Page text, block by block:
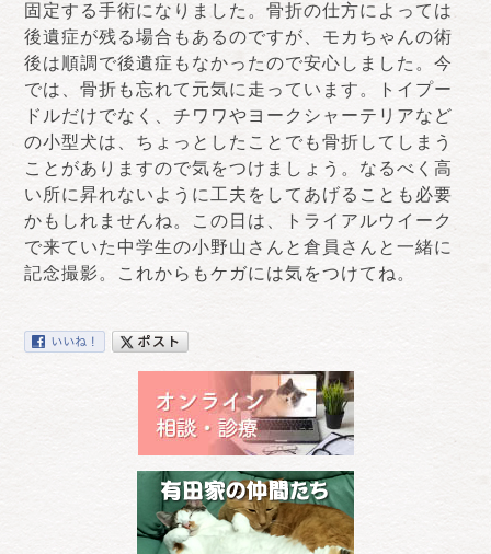
固定する手術になりました。骨折の仕方によっては
後遺症が残る場合もあるのですが、モカちゃんの術
後は順調で後遺症もなかったので安心しました。今
では、骨折も忘れて元気に走っています。トイプー
ドルだけでなく、チワワやヨークシャーテリアなど
の小型犬は、ちょっとしたことでも骨折してしまう
ことがありますので気をつけましょう。なるべく高
い所に昇れないように工夫をしてあげることも必要
かもしれませんね。この日は、トライアルウイーク
で来ていた中学生の小野山さんと倉員さんと一緒に
記念撮影。これからもケガには気をつけてね。